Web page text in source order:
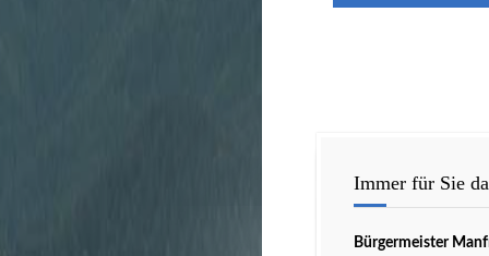
Immer für Sie
Bürgermeister